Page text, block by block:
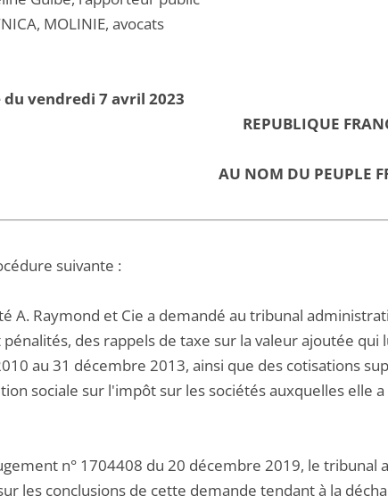
MOLINIE, avocats
vendredi 7 avril 2023
REPUBLIQUE
AU NOM DU PEUPLE
suivante :
A. Raymond et Cie a demandé au tribunal
des rappels de taxe sur la valeur ajoutée
au 31 décembre 2013, ainsi que des cotisations
sociale sur l'impôt sur les sociétés auxquelles elle
n° 1704408 du 20 décembre 2019, le
les conclusions de cette demande tendant à la